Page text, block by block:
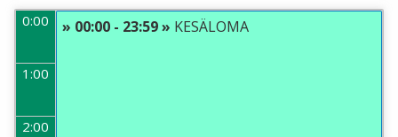
0:00
1:00
2:00
» 00:00 - 23:59 » KESÄLOMA